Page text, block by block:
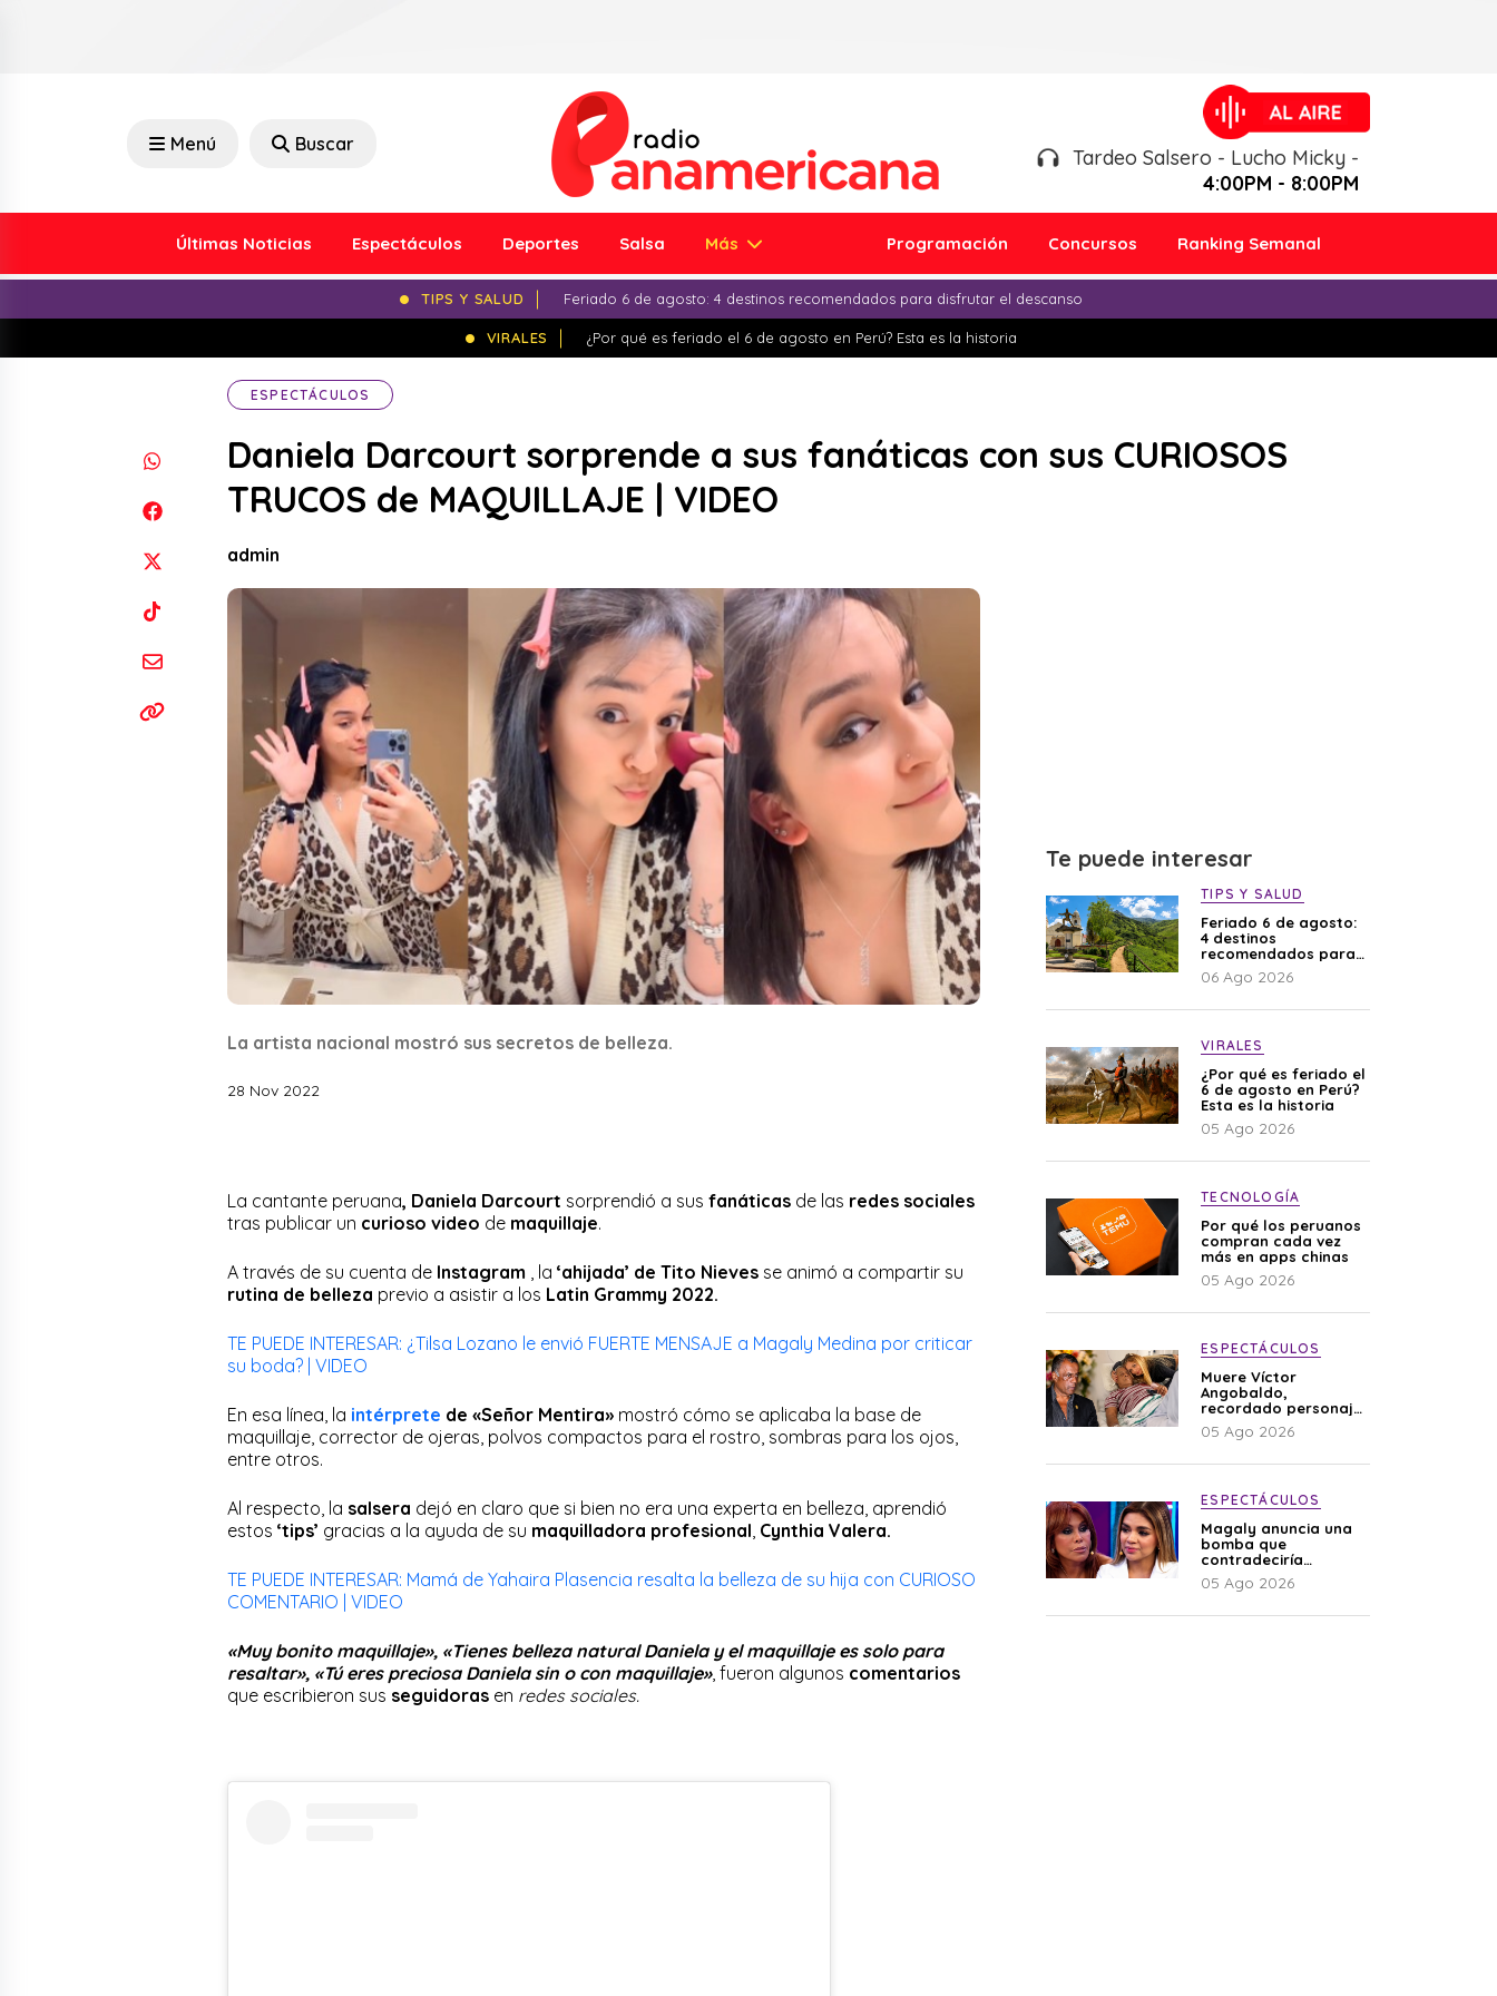
Menú Buscar
Tardeo Salsero - Lucho Micky -
4:00PM - 8:00PM
Últimas Noticias Espectáculos Deportes Salsa Más Programación Concursos Ranking Semanal
TIPS Y SALUD Feriado 6 de agosto: 4 destinos recomendados para disfrutar el descanso
VIRALES ¿Por qué es feriado el 6 de agosto en Perú? Esta es la historia
ESPECTÁCULOS
Daniela Darcourt sorprende a sus fanáticas con sus CURIOSOS
TRUCOS de MAQUILLAJE | VIDEO
admin
La artista nacional mostró sus secretos de belleza.
28 Nov 2022
La cantante peruana, Daniela Darcourt sorprendió a sus fanáticas de las redes sociales
tras publicar un curioso video de maquillaje.
A través de su cuenta de Instagram , la ‘ahijada’ de Tito Nieves se animó a compartir su
rutina de belleza previo a asistir a los Latin Grammy 2022.
TE PUEDE INTERESAR: ¿Tilsa Lozano le envió FUERTE MENSAJE a Magaly Medina por criticar
su boda? | VIDEO
En esa línea, la intérprete de «Señor Mentira» mostró cómo se aplicaba la base de
maquillaje, corrector de ojeras, polvos compactos para el rostro, sombras para los ojos,
entre otros.
Al respecto, la salsera dejó en claro que si bien no era una experta en belleza, aprendió
estos ‘tips’ gracias a la ayuda de su maquilladora profesional Cynthia Valera.
TE PUEDE INTERESAR: Mamá de Yahaira Plasencia resalta la belleza de su hija con CURIOSO
COMENTARIO | VIDEO
«Muy bonito maquillaje», «Tienes belleza natural Daniela y el maquillaje es solo para
resaltar», «Tú eres preciosa Daniela sin o con maquillaje», fueron algunos comentarios
que escribieron sus seguidoras en redes sociales.
Te puede interesar
TIPS Y SALUD
Feriado 6 de agosto:
4 destinos
recomendados para
disfrutar el descanso
06 Ago 2026
VIRALES
¿Por qué es feriado el
6 de agosto en Perú?
Esta es la historia
05 Ago 2026
TECNOLOGÍA
Por qué los peruanos
compran cada vez
más en apps chinas
05 Ago 2026
ESPECTÁCULOS
Muere Víctor
Angobaldo,
recordado personaje
de la farándula y
expareja de Shirley
05 Ago 2026
ESPECTÁCULOS
Magaly anuncia una
bomba que
contradeciría
comunicado de La
Bella Luz: “Hay un
05 Ago 2026